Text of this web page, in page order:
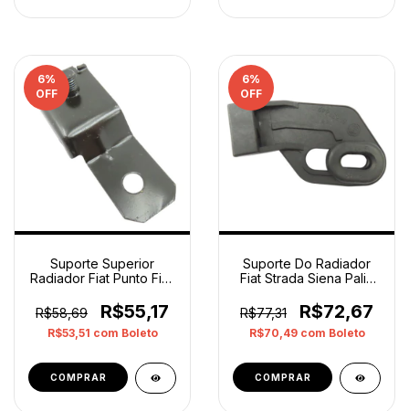
6%
OFF
Suporte Superior
Radiador Fiat Punto Fire
R$58,69
R$55,17
R$53,51 com Boleto
6%
OFF
Suporte Do Radiador
Fiat Strada Siena Palio
R$77,31
R$72,67
R$70,49 com Boleto